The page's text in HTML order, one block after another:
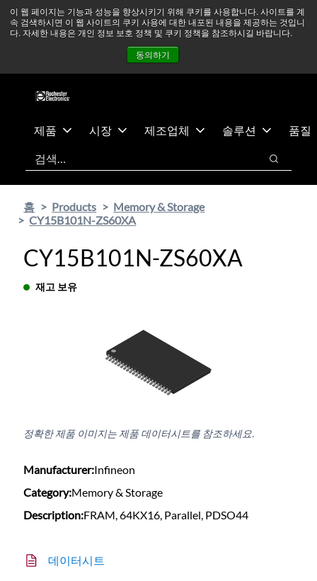
이 웹 페이지는 기능과 성능을 향상시키기 위해 쿠키를 사용합니다. 사이트를 계
속 검색하시면 이 웹 사이트의 쿠키 사용에 대한 내포된 내용을 제공하는 것입니
다. 자세한 내용은 개인 정보 보호 정책 및 쿠키 정책을 참조하시길 바랍니다.
동의하기
츠
건
중동 지역 상황을 지속적으로 주시하고 있으며, 모든 서비스는
정상적으로 운영되고 있습니다. 더 읽어보기 →
뉴스
문의하기
제품 시장 제조업체 솔루션
품질
검색
검색
홈 Products
Memory & Storage
CY15B101N-ZS60XA
CY15B101N-ZS60XA
재고 보유
정확한 제품 이미지는 제품 데이터시트를 참조하세요.
Manufacturer:Infineon
Category:Memory & Storage
Description:FRAM, 64KX16, Parallel, PDSO44
데이터시트